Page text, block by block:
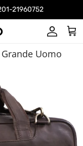
21960752
Account
Uomo